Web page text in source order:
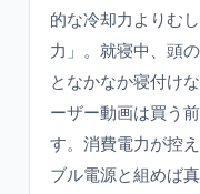
的な冷却力よりむ
力」。就寝中、頭
となかなか寝付け
ーザー動画は買う
す。消費電力が控
ブル電源と組めば